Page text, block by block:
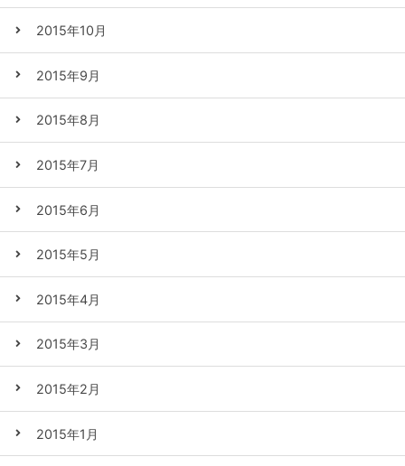
2015年10月
2015年9月
2015年8月
2015年7月
2015年6月
2015年5月
2015年4月
2015年3月
2015年2月
2015年1月